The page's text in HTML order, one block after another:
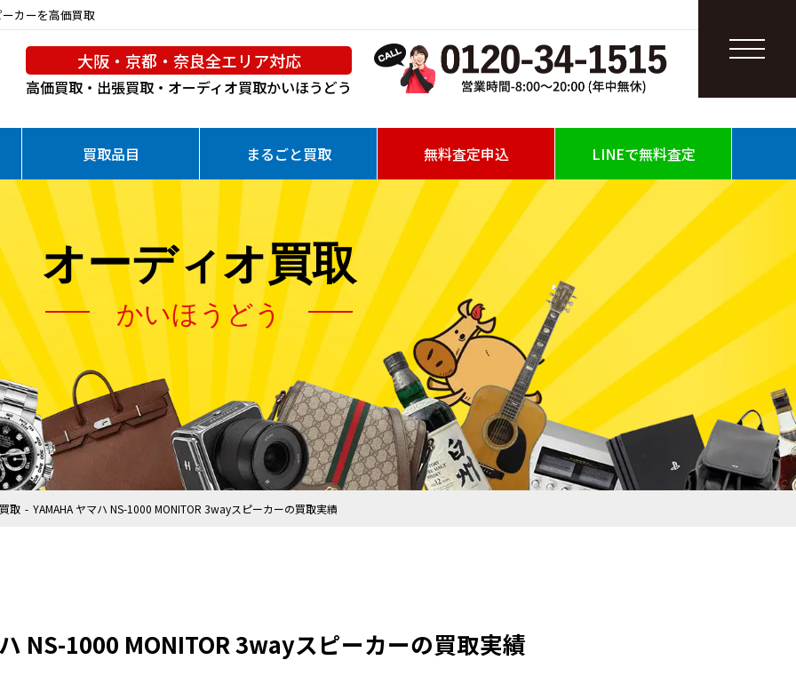
ーカーを高価買取
大阪・京都・奈良全エリア対応
高価買取・出張買取・オーディオ買取かいほうどう
買取品目 まるごと買取 無料査定申込 LINEで無料査定
オーディオ買取
かいほうどう
取 YAMAHA ヤマハ NS-1000 MONITOR 3wayスピーカーの買取実績
NS-1000 MONITOR 3wayスピーカーの買取実績